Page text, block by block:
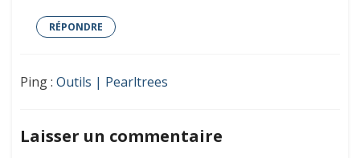
RÉPONDRE
Ping : Outils | Pearltrees
Laisser un commentaire